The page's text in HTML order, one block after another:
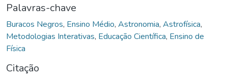
Palavras-chave
Buracos Negros, Ensino Médio, Astronomia, Astrofísica,
Metodologias Interativas, Educação Científica, Ensino de
Física
Citação